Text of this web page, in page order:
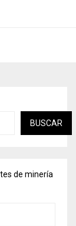
BUSCAR
de minería